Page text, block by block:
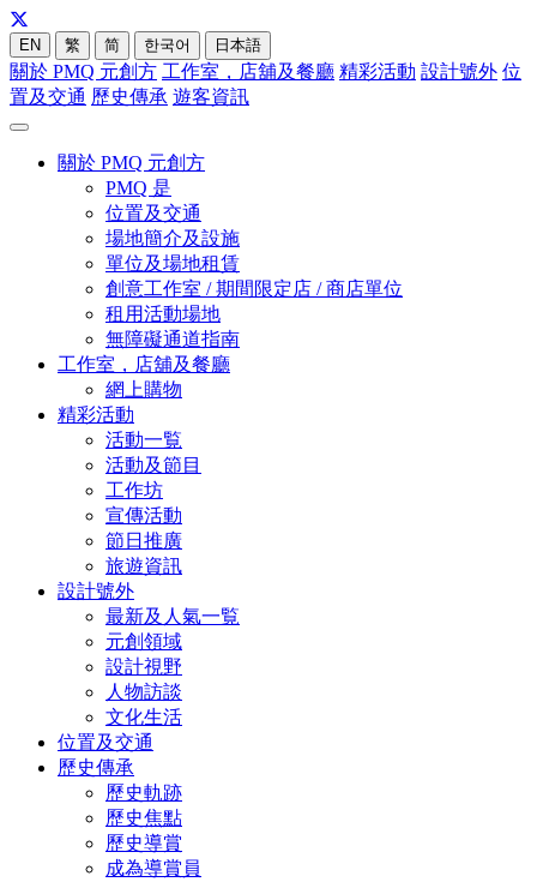
EN 繁 简 한국어 日本語
關於 PMQ 元創方 工作室，店舖及餐廳 精彩活動 設計號外 位
置及交通 歷史傳承 遊客資訊
關於 PMQ 元創方
PMQ 是
位置及交通
場地簡介及設施
單位及場地租賃
創意工作室 / 期間限定店 / 商店單位
租用活動場地
無障礙通道指南
工作室，店舖及餐廳
網上購物
精彩活動
活動一覧
活動及節目
工作坊
宣傳活動
節日推廣
旅遊資訊
設計號外
最新及人氣一覧
元創領域
設計視野
人物訪談
文化生活
位置及交通
歷史傳承
歷史軌跡
歷史焦點
歷史導賞
成為導賞員